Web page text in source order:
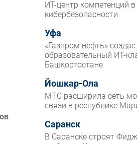
ИТ-центр компетенций
кибербезопасности
Уфа
«Газпром нефть»
образовательный ИТ-
Башкортостане
Йошкар-Ола
МТС расширила сеть
связи в республике
Саранск
В Саранске строят